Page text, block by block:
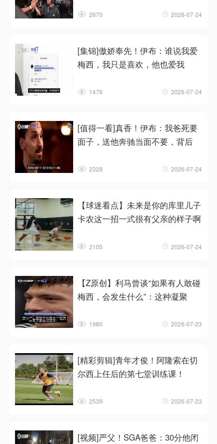
2670 2026-07-24
[集锦]傲娇奉先！伊布：谁说我爱
梅西，我只是喜欢，他也爱我
1476 2026-07-24
[值得一看]真香！伊布：我爸死要
面子，送他奔驰当面不要，背后
2328 2026-07-24
【球迷看点】未来是你的库里儿子
卡农这一招一式很有父亲的样子啊
2105 2026-07-24
【Z原创】利马曾谈“如果有人敢碰
梅西，会发生什么”：这种凝聚
1980 2026-07-23
[精彩剪辑]青年才俊！阿隆索在切
尔西上任后的第七堂训练课！
2539 2026-07-23
[视频]严父！SGA爸爸：30分他闭